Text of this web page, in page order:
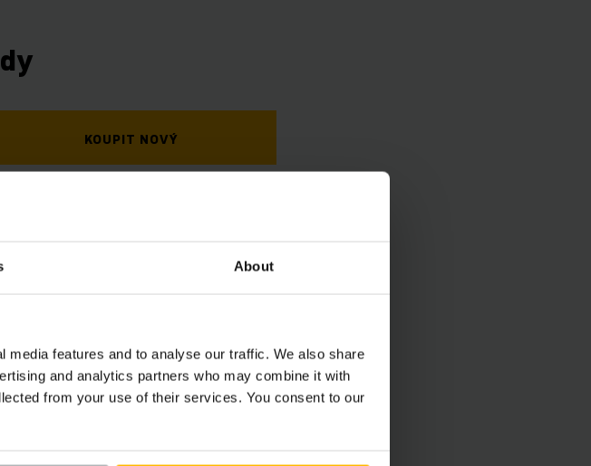
About
features and to analyse our traffic. We also share
and analytics partners who may combine it with
from your use of their services. You consent to our
KOUPIT NOVÝ
úspoře času, energie a peněz a ke zvýšení
box (z výroby) vám poskytne startovací